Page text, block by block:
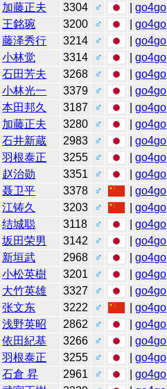
加藤正夫 3304 ♂ |go4go
王銘琬 3200 ♂ |go4go
藤泽秀行 3214 ♂ |go4go
小林觉 3314 ♂ |go4go
石田芳夫 3268 ♂ |go4go
小林光一 3379 ♂ |go4go
本田邦久 3187 ♂ |go4go
加藤正夫 3280 ♂ |go4go
石井新蔵 2983 ♂ |go4go
羽根泰正 3255 ♂ |go4go
赵治勋 3351 ♂ |go4go
聂卫平 3378 ♂ |go4go
江铸久 3203 ♂ |go4go
结城聪 3118 ♂ |go4go
坂田荣男 3142 ♂ |go4go
新垣武 2968 ♂ |go4go
小松英樹 3201 ♂ |go4go
大竹英雄 3327 ♂ |go4go
张文东 3222 ♂ |go4go
浅野英昭 2862 ♂ |go4go
依田紀基 3266 ♂ |go4go
羽根泰正 3255 ♂ |go4go
石倉 昇 2961 ♂ |go4go